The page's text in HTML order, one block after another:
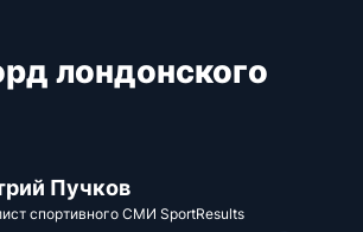
лондонского
Пучков
спортивного СМИ SportResults